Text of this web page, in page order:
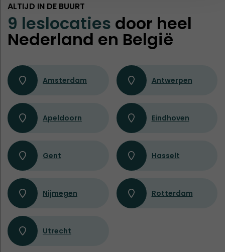
ALTIJD IN DE BUURT
9 leslocaties door heel
Nederland en België
Amsterdam Antwerpen
Apeldoorn Eindhoven
Gent Hasselt
Nijmegen Rotterdam
Utrecht